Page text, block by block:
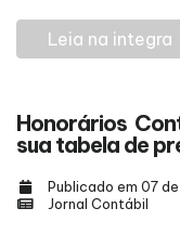
Leia na integra
Honorários
sua tabela de
Publicado em 07
Jornal Contábil